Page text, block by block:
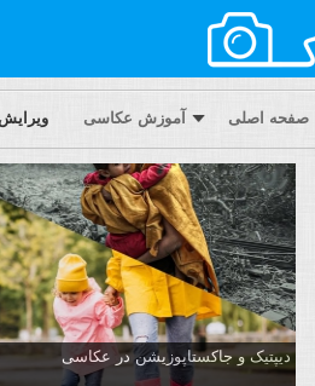
صفحه اصلی آموزش عکاسی
دیپتیک و جاکستا‌پوزیشن در عکاسی